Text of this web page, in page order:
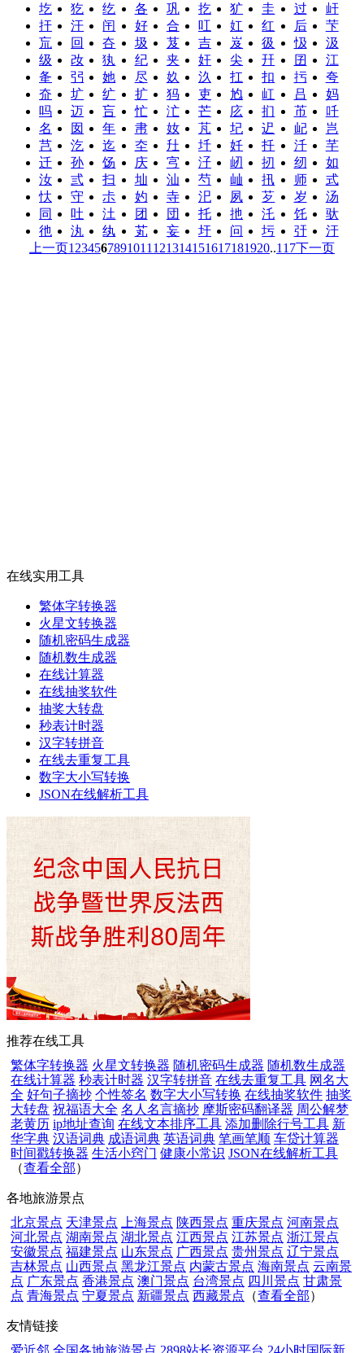
圪
犵 纥 各 巩 扢 犷 圭 过
屽
扞
汗 闬 好 合 叿 妅 红 后
芐
巟
回 夻 圾 芨 吉 岌 彶 忣
汲
级
妀 犱 纪 夹 奸 尖 幵 囝
江
夅
弜 她 尽 奺 汣 扛 扣 扝
夸
夼
圹 纩 扩 犸 吏 尥 屸 吕
妈
吗
迈 吂 忙 汒 芒 庅 扪 芇
吀
名
囡 年 帇 奻 芃 圮 迉 屺
岂
芑
汔 迄 圶 圱 圲 奷 扦 汘
芊
迁
孙 饧 庆 宆 汓 屻 扨 纫
如
汝
弎 扫 圸 汕 芍 屾 扟 师
式
忕
守 尗 妁 寺 汜 夙 芕 岁
汤
同
吐 汢 团 団 托 扡 汑 饦
驮
彵
汍 纨 芄 妄 圩 问 圬 弙
汙
上一页1 234567891011 121314151617181920..117下一页
在线实用工具
繁体字转换器
火星文转换器
随机密码生成器
随机数生成器
在线计算器
在线抽奖软件
抽奖大转盘
秒表计时器
汉字转拼音
在线去重复工具
数字大小写转换
JSON在线解析工具
推荐在线工具
繁体字转换器 火星文转换器 随机密码生成器 随机数生成器
在线计算器 秒表计时器 汉字转拼音 在线去重复工具 网名大
全 好句子摘抄 个性签名 数字大小写转换 在线抽奖软件 抽奖
大转盘 祝福语大全 名人名言摘抄 摩斯密码翻译器 周公解梦
老黄历 ip地址查询 在线文本排序工具 添加删除行号工具 新
华字典 汉语词典 成语词典 英语词典 笔画笔顺 车贷计算器
时间戳转换器 生活小窍门 健康小常识 JSON在线解析工具
（查看全部）
各地旅游景点
北京景点 天津景点 上海景点 陕西景点 重庆景点 河南景点
河北景点 湖南景点 湖北景点 江西景点 江苏景点 浙江景点
安徽景点 福建景点 山东景点 广西景点 贵州景点 辽宁景点
吉林景点 山西景点 黑龙江景点 内蒙古景点 海南景点 云南景
点 广东景点 香港景点 澳门景点 台湾景点 四川景点 甘肃景
点 青海景点 宁夏景点 新疆景点 西藏景点 （查看全部）
友情链接
爱近邻 全国各地旅游景点 2898站长资源平台 24小时国际新